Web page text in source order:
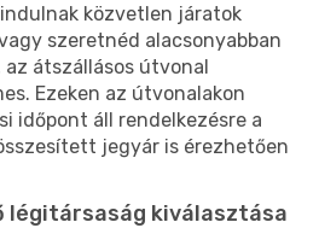
közvetlen járatok
szeretnéd alacsonyabban
átszállásos útvonal
Ezeken az útvonalakon
időpont áll rendelkezésre a
jegyár is érezhetően
légitársaság kiválasztása